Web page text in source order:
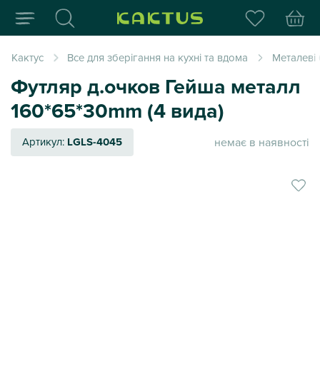
Інтернет-магазин
Кактус Все для зберігання на кухні та вдома
Футляр д.очков Гейша металл
160*65*30mm (4 вида)
Артикул: LGLS-4045 немає в наявності